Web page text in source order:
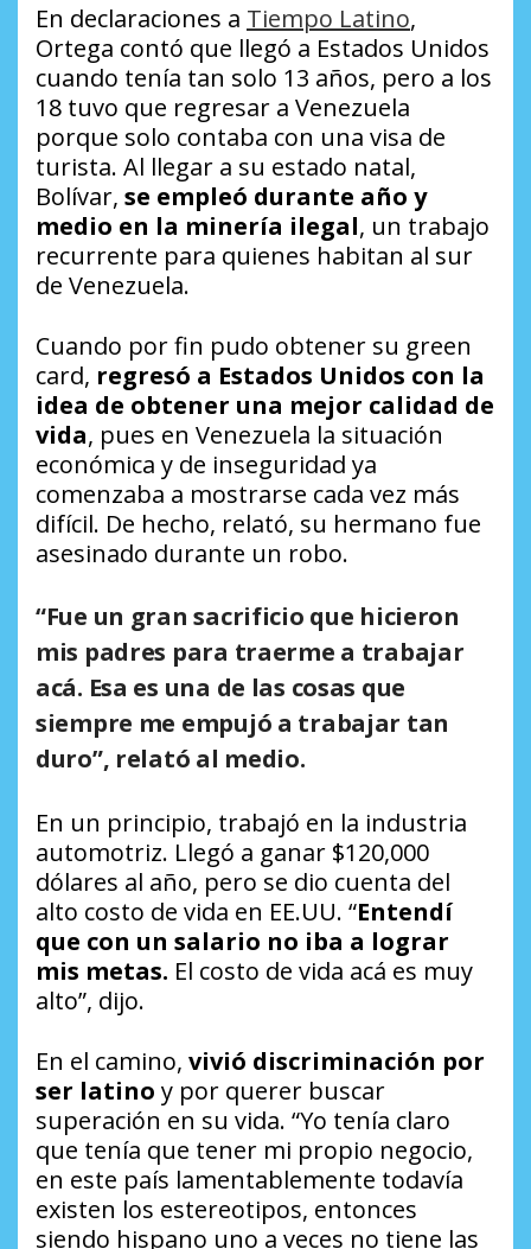
En declaraciones a Tiempo Latino,
Ortega contó que llegó a Estados Unidos
cuando tenía tan solo 13 años, pero a los
18 tuvo que regresar a Venezuela
porque solo contaba con una visa de
turista. Al llegar a su estado natal,
Bolívar, se empleó durante año y
medio en la minería ilegal, un trabajo
recurrente para quienes habitan al sur
de Venezuela.
Cuando por fin pudo obtener su green
card, regresó a Estados Unidos con la
idea de obtener una mejor calidad de
vida, pues en Venezuela la situación
económica y de inseguridad ya
comenzaba a mostrarse cada vez más
difícil. De hecho, relató, su hermano fue
asesinado durante un robo.
“Fue un gran sacrificio que hicieron
mis padres para traerme a trabajar
acá. Esa es una de las cosas que
siempre me empujó a trabajar tan
duro”, relató al medio.
En un principio, trabajó en la industria
automotriz. Llegó a ganar $120,000
dólares al año, pero se dio cuenta del
alto costo de vida en EE.UU. “Entendí
que con un salario no iba a lograr
mis metas. El costo de vida acá es muy
alto”, dijo.
En el camino, vivió discriminación por
ser latino y por querer buscar
superación en su vida. “Yo tenía claro
que tenía que tener mi propio negocio,
en este país lamentablemente todavía
existen los estereotipos, entonces
siendo hispano uno a veces no tiene las